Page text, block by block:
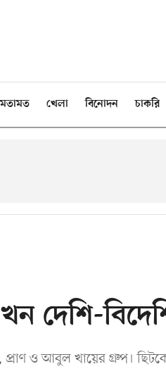
মতামত খেলা বিনোদন চাকরি
দেশি-
ও আবুল খায়ের গ্রুপ। ছিটকে